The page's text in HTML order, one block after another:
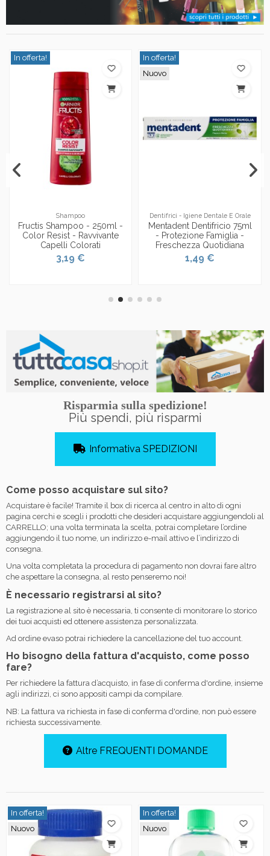
In offerta!
Shampoo
Fructis Shampoo - 250ml -
Color Resist - Ravvivante
Capelli Colorati
3,19 €
In offerta!
Nuovo
Dentifrici - Igiene Dentale E Orale
Mentadent Dentifricio 75ml
- Protezione Famiglia -
Freschezza Quotidiana
1,49 €
Risparmia sulla spedizione!
Più spendi, più risparmi
Informativa SPEDIZIONI
Come posso acquistare sul sito?
Acquistare è facile! Tramite il box di ricerca al centro in alto di ogni
pagina cerchi e scegli i prodotti che desideri acquistare aggiungendoli al
CARRELLO; una volta terminata la scelta, potrai completare l’ordine
aggiungendo il tuo nome, un indirizzo e-mail attivo e l’indirizzo di
consegna.
Una volta completata la procedura di pagamento non dovrai fare altro
che aspettare la consegna, al resto penseremo noi!
È necessario registrarsi al sito?
La registrazione al sito è necessaria, ti consente di monitorare lo storico
dei tuoi acquisti ed ottenere assistenza personalizzata.
Ad ordine evaso potrai richiedere la cancellazione del tuo account.
Ho bisogno della fattura d'acquisto, come posso
fare?
Per richiedere la fattura d’acquisto, in fase di conferma d'ordine, insieme
agli indirizzi, ci sono appositi campi da compilare.
NB: La fattura va richiesta in fase di conferma d'ordine, non può essere
richiesta successivamente.
Altre FREQUENTI DOMANDE
In offerta!
Nuovo
In offerta!
Nuovo